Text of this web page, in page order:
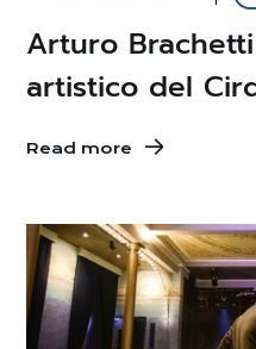
Arturo
artistico del
Read more